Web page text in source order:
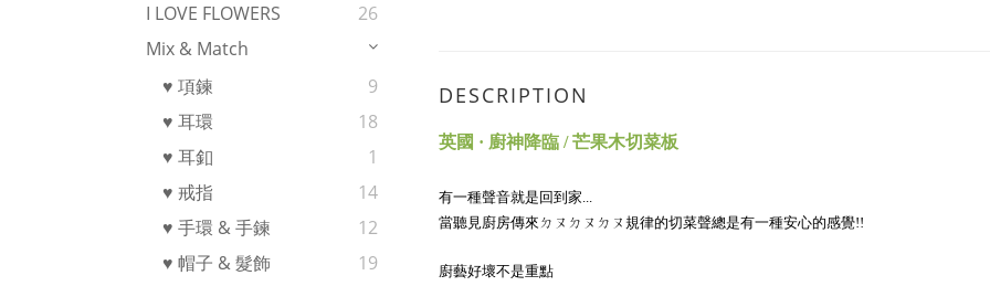
I LOVE FLOWERS
26
Mix & Match
♥ 項鍊
9
♥ 耳環
18
♥ 耳釦
1
♥ 戒指
14
♥ 手環 & 手鍊
12
♥ 帽子 & 髮飾
19
DESCRIPTION
英國 · 廚神降臨 / 芒果木切菜板
有一種聲音就是回到家...
當聽見廚房傳來ㄉㄡ ㄉㄡ ㄉㄡ規律的切菜聲總是有一種安心的感覺!!
廚藝好壞不是重點